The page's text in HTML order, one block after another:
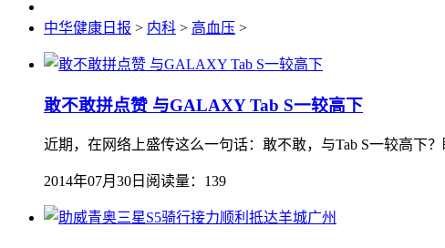
中华健康日报 > 内科 > 高血压 >
敢不敢拼点赞 与GALAXY Tab S一较高下
近期，在网络上盛传这么一句话：敢不敢，与Tab S一较高下
2014年07月30日 阅读量：139